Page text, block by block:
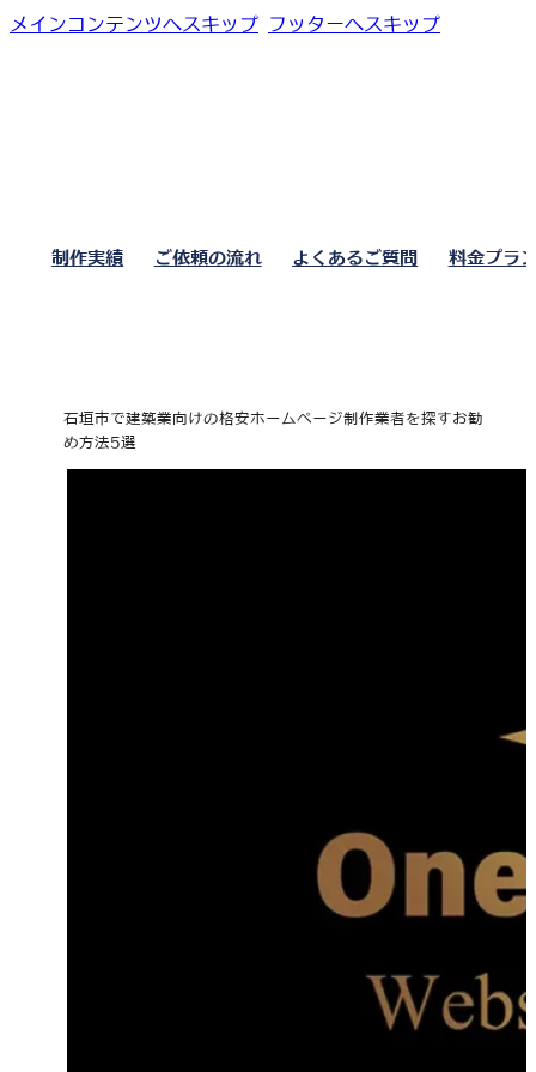
メインコンテンツへスキップ フッターへスキップ
制作実績 ご依頼の流れ よくあるご質問 料金プラ
石垣市で建築業向けの格安ホームページ制作業者を探すお勧
め方法5選